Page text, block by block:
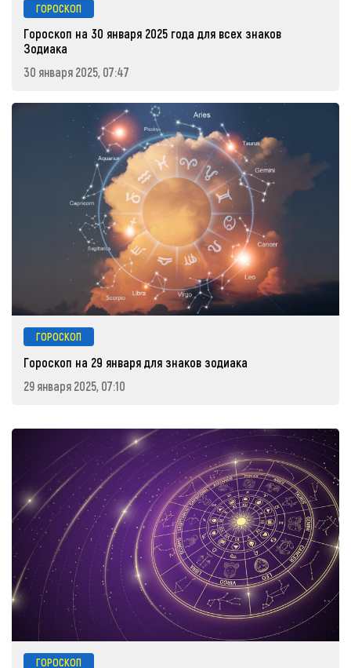
ГОРОСКОП
Гороскоп на 30 января 2025 года для всех знаков
Зодиака
30 января 2025, 07:47
ГОРОСКОП
Гороскоп на 29 января для знаков зодиака
29 января 2025, 07:10
ГОРОСКОП